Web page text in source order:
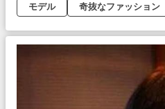
モデル
奇抜なファッション